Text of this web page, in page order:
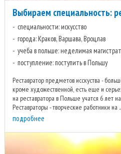
Выбираем специальность:
специальности: искусство
города: Краков, Варшава, Вроцлав
учеба в польше: неделимая
поступление: поступить в Польшу
Реставратор предметов исскуства -
кроме художественной, есть еще и
на реставратора в Польше учатся 6 лет
Реставраторы - творческие работники на
подробнее